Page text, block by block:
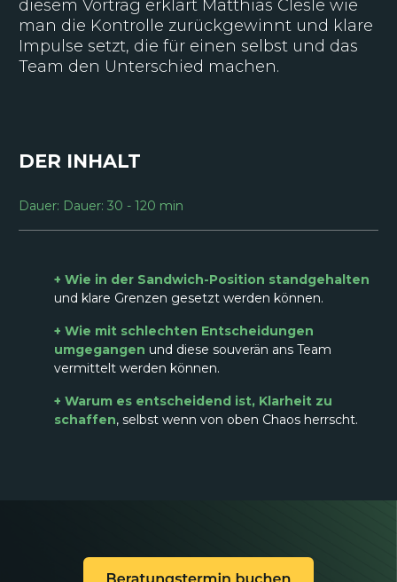
diesem Vortrag erklärt Matthias Clesle wie
man die Kontrolle zurückgewinnt und klare
Impulse setzt, die für einen selbst und das
Team den Unterschied machen.
DER INHALT
Dauer: Dauer: 30 - 120 min
+ Wie in der Sandwich-Position standgehalten
und klare Grenzen gesetzt werden können.
+ Wie mit schlechten Entscheidungen
umgegangen und diese souverän ans Team
vermittelt werden können.
+ Warum es entscheidend ist, Klarheit zu
schaffen, selbst wenn von oben Chaos herrscht.